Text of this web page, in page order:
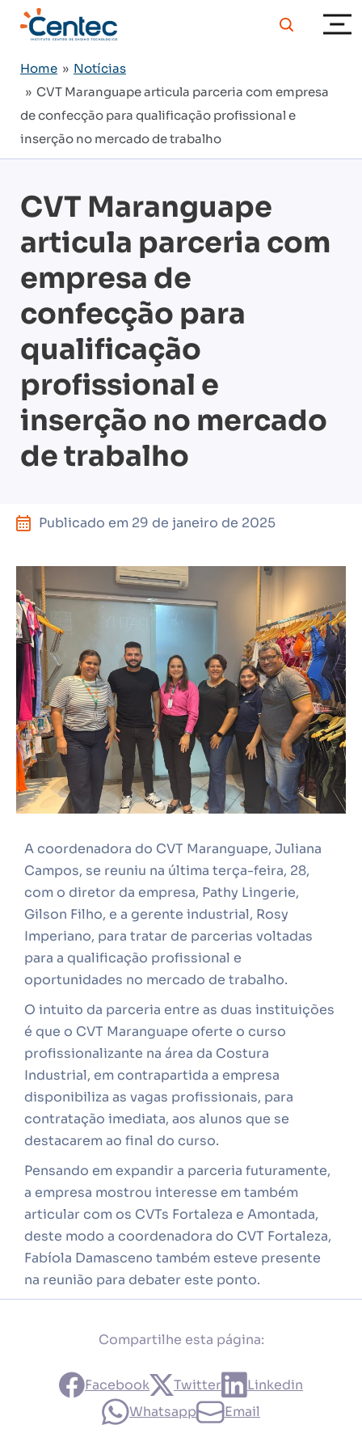
Home » Notícias
» CVT Maranguape articula parceria com empresa
de confecção para qualificação profissional e
inserção no mercado de trabalho
CVT Maranguape
articula parceria com
empresa de
confecção para
qualificação
profissional e
inserção no mercado
de trabalho
Publicado em 29 de janeiro de 2025
A coordenadora do CVT Maranguape, Juliana
Campos, se reuniu na última terça-feira, 28,
com o diretor da empresa, Pathy Lingerie,
Gilson Filho, e a gerente industrial, Rosy
Imperiano, para tratar de parcerias voltadas
para a qualificação profissional e
oportunidades no mercado de trabalho.
O intuito da parceria entre as duas instituições
é que o CVT Maranguape oferte o curso
profissionalizante na área da Costura
Industrial, em contrapartida a empresa
disponibiliza as vagas profissionais, para
contratação imediata, aos alunos que se
destacarem ao final do curso.
Pensando em expandir a parceria futuramente,
a empresa mostrou interesse em também
articular com os CVTs Fortaleza e Amontada,
deste modo a coordenadora do CVT Fortaleza,
Fabíola Damasceno também esteve presente
na reunião para debater este ponto.
Compartilhe esta página:
Facebook Twitter
Linkedin
Whatsapp
Email